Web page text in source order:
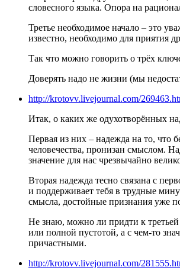
словесного языка. Опора на
Третье необходимое начало – это
известно, необходимо для приятия
Так что можно говорить о трёх
Доверять надо не жизни (мы
http://krotovv.livejournal.com/
Итак, о каких же одухотворённых
Первая из них – надежда на то, что
человечества, пронизан смыслом.
значение для нас чрезвычайно
Вторая надежда тесно связана с
и поддерживает тебя в трудные
смысла, достойные признания уже
Не знаю, можно ли придти к
или полной пустотой, а с чем-то
причастными.
http://krotovv.livejournal.com/